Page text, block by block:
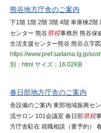
熊谷地方庁舎のご案内
下1階 1階 2階 3階 4階 車庫棟2階
センター 熊谷県税事務所 熊谷保
生活支援センター熊谷 熊谷点字
https://www.pref.saitama.lg.jp/
別：html サイズ：16.02KB
春日部地方庁舎のご案内
舎設備のご案内 東部地域振興セ
流サロン 101会議室 春日部県税
方庁舎駐在 就職相談（要予約）